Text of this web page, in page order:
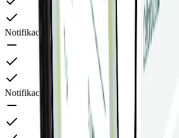
Notifikace ke knize jízd
Notifikace k cesťákům